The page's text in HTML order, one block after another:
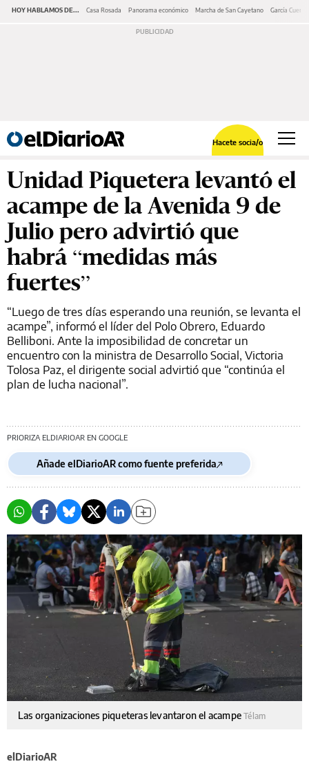
HOY HABLAMOS DE... Casa Rosada Panorama económico Marcha de San Cayetano García Cuerva
Hacete socia/o
Unidad Piquetera levantó el
acampe de la Avenida 9 de
Julio pero advirtió que
habrá “medidas más
fuertes”
“Luego de tres días esperando una reunión, se levanta el
acampe”, informó el líder del Polo Obrero, Eduardo
Belliboni. Ante la imposibilidad de concretar un
encuentro con la ministra de Desarrollo Social, Victoria
Tolosa Paz, el dirigente social advirtió que “continúa el
plan de lucha nacional”.
PRIORIZA ELDIARIOAR EN GOOGLE
Añade elDiarioAR como fuente preferida
Las organizaciones piqueteras levantaron el acampeTélam
elDiarioAR